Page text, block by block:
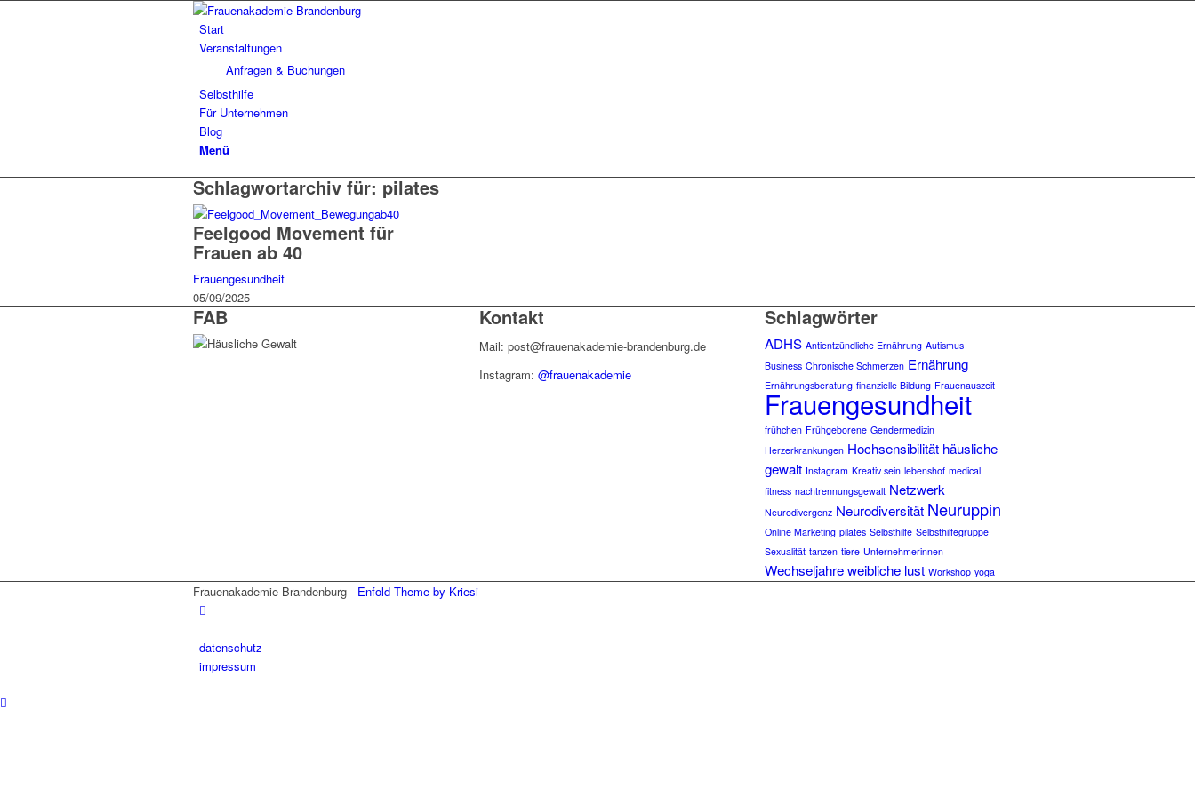
Start
Veranstaltungen
Anfragen & Buchungen
Selbsthilfe
Für Unternehmen
Blog
Menü
Schlagwortarchiv für: pilates
Feelgood Movement für
Frauen ab 40
Frauengesundheit
05/09/2025
FAB Kontakt
Mail: post@frauenakademie-brandenburg.de
Instagram: @frauenakademie
Schlagwörter
ADHS Antientzündliche Ernährung Autismus
Business Chronische Schmerzen Ernährung
Ernährungsberatung finanzielle Bildung Frauenauszeit
Frauengesundheit
frühchen Frühgeborene Gendermedizin
Herzerkrankungen Hochsensibilität häusliche
gewalt Instagram Kreativ sein lebenshof medical
fitness nachtrennungsgewalt Netzwerk
Neurodivergenz Neurodiversität Neuruppin
Online Marketing pilates Selbsthilfe Selbsthilfegruppe
Sexualität tanzen tiere Unternehmerinnen
Wechseljahreweibliche lust Workshop yoga
Frauenakademie Brandenburg - Enfold Theme by Kriesi
datenschutz
impressum